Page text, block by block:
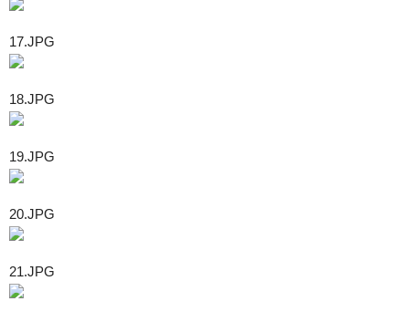
17.JPG
18.JPG
19.JPG
20.JPG
21.JPG